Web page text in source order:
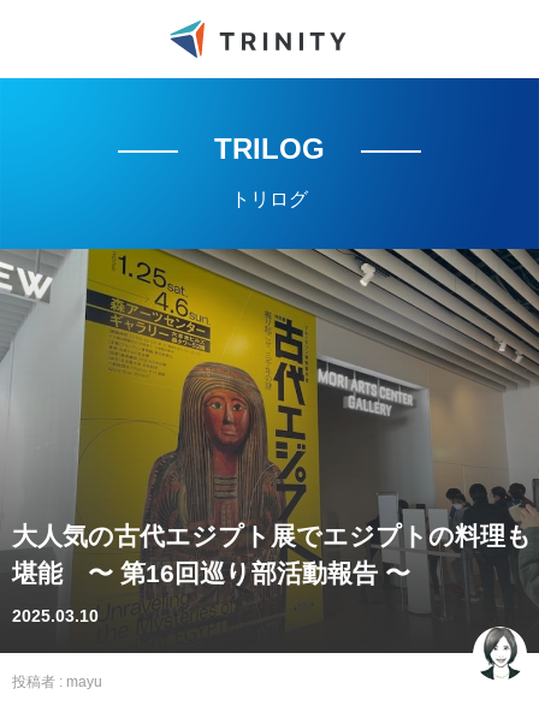
TRILOG
トリログ
大人気の古代エジプト展でエジプトの料理も
堪能 〜 第16回巡り部活動報告 〜
2025.03.10
投稿者 : mayu